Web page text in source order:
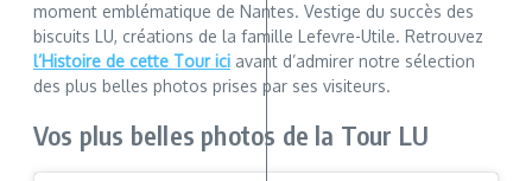
moment emblématique de Nantes. Vestige du succès des
biscuits LU, créations de la famille Lefevre-Utile. Retrouvez
l’Histoire de cette Tour ici avant d’admirer notre sélection
des plus belles photos prises par ses visiteurs.
Vos plus belles photos de la Tour LU